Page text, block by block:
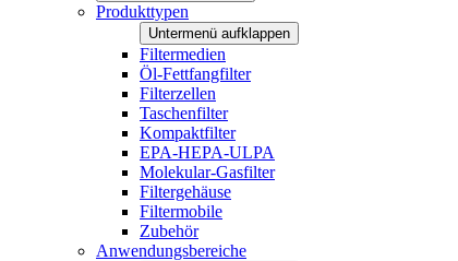
Produkttypen
Untermenü aufklappen
Filtermedien
Öl-Fettfangfilter
Filterzellen
Taschenfilter
Kompaktfilter
EPA-HEPA-ULPA
Molekular-Gasfilter
Filtergehäuse
Filtermobile
Zubehör
Anwendungsbereiche